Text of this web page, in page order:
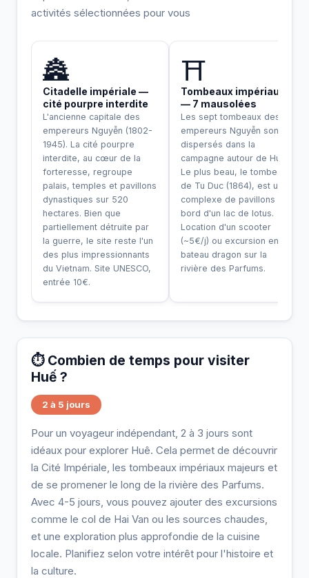
activités sélectionnées pour vous
🏯
Citadelle impériale —
cité pourpre interdite
L'ancienne capitale des
empereurs Nguyễn (1802-
1945). La cité pourpre
interdite, au cœur de la
forteresse, regroupe
palais, temples et pavillons
dynastiques sur 520
hectares. Bien que
partiellement détruite par
la guerre, le site reste l'un
des plus impressionnants
du Vietnam. Site UNESCO,
entrée 10€.
⛩️
Tombeaux impériaux
— 7 mausolées
Les sept tombeaux des
empereurs Nguyễn sont
dispersés dans la
campagne autour de Huế.
Le plus beau, le tombeau
de Tu Duc (1864), est un
complexe de pavillons au
bord d'un lac de lotus.
Location d'un scooter
(~5€/j) ou excursion en
bateau dragon sur la
rivière des Parfums.
⏱️ Combien de temps pour visiter
Huế ?
2 à 5 jours
Pour un voyageur indépendant, 2 à 3 jours sont
idéaux pour explorer Huê. Cela permet de découvrir
la Cité Impériale, les tombeaux impériaux majeurs et
de se promener le long de la rivière des Parfums.
Avec 4-5 jours, vous pouvez ajouter des excursions
comme le col de Hai Van ou les sources chaudes,
et une exploration plus approfondie de la cuisine
locale. Planifiez selon votre intérêt pour l'histoire et
la culture.